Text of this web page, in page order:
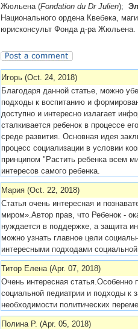
Жюльена (Fondation du Dr Julien);
Национального ордена Квебека,
юрисконсульт Фонда д-ра Жюльена.
Игорь (Oct. 24, 2018)
Благодаря данной статье, можно
подходы к воспитанию и
доступно и интересно излагает
сталкивается ребенок в процессе
среде развития. Основная идея
процесс социализации в условии
принципом "Растить ребенка всем
интересов самого ребенка.
Мария (Oct. 22, 2018)
Статья очень интересная и
миром».Автор прав, что Ребенок -
нуждается в поддержке, а защита
можно узнать главное цели
интересными подходами
Титор Елена (Apr. 07, 2018)
Очень интересная статья.Особенно
социальной педиатрии и подходы к
необходимости политических
Полина Р. (Apr. 05, 2018)